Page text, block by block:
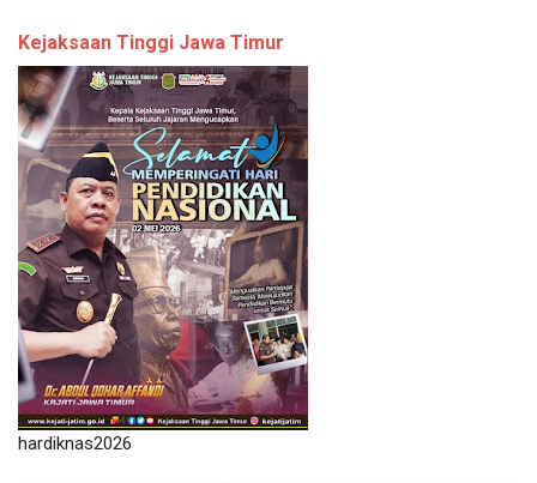
Kejaksaan Tinggi Jawa Timur
hardiknas2026